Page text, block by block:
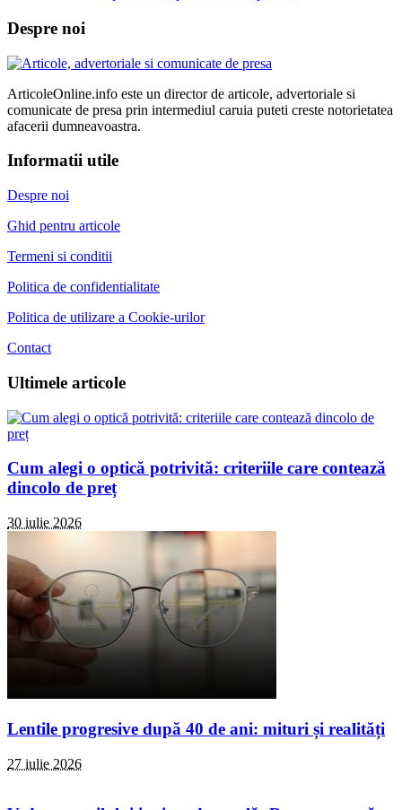
Despre noi
ArticoleOnline.info este un director de articole, advertoriale si
comunicate de presa prin intermediul caruia puteti creste notorietatea
afacerii dumneavoastra.
Informatii utile
Despre noi
Ghid pentru articole
Termeni si conditii
Politica de confidentialitate
Politica de utilizare a Cookie-urilor
Contact
Ultimele articole
Cum alegi o optică potrivită: criteriile care contează
dincolo de preț
30 iulie 2026
Lentile progresive după 40 de ani: mituri și realități
27 iulie 2026